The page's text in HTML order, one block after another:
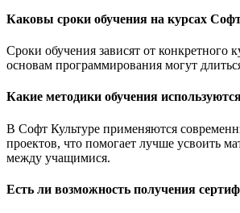
Каковы сроки обучения на курсах
Сроки обучения зависят от конкретного
основам программирования могут
Какие методики обучения
В Софт Культуре применяются
проектов, что помогает лучше усвоить
между учащимися.
Есть ли возможность получения